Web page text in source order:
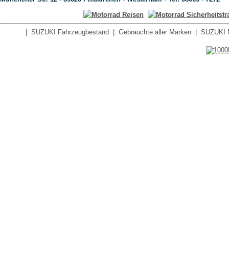
SUZUKI Fahrzeugbestand Gebrauchte aller Marken SUZUKI